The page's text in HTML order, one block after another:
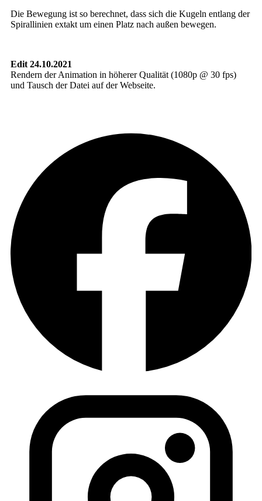
Die Bewe­gung ist so berech­net, dass sich die Kugeln ent­lang der
Spi­ral­li­ni­en ext­akt um einen Platz nach außen bewegen.
Edit 24.10.2021
Ren­dern der Ani­ma­ti­on in höhe­rer Qua­li­tät (1080p @ 30 fps)
und Tausch der Datei auf der Webseite.